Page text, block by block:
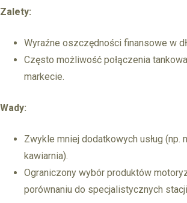
Zalety:
Wyraźne oszczędności finansowe w
Często możliwość połączenia
markecie.
Wady:
Zwykle mniej dodatkowych usług (np.
kawiarnia).
Ograniczony wybór produktów
porównaniu do specjalistycznych